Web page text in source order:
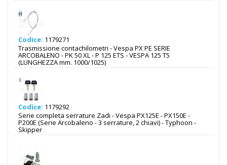
Codice: 1179271
Trasmissione contachilometri - Vespa PX PE SERIE
ARCOBALENO - PK 50 XL - P 125 ETS - VESPA 125 T5
(LUNGHEZZA mm. 1000/1025)
Codice: 1179292
Serie completa serrature Zadi - Vespa PX125E - PX150E -
P200E (Serie Arcobaleno - 3 serrature, 2 chiavi) - Typhoon -
Skipper